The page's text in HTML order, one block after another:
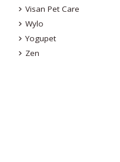
Visan Pet Care
Wylo
Yogupet
Zen